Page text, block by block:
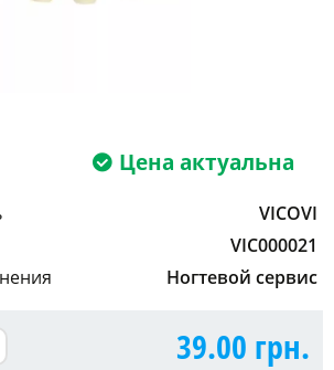
Цена актуальна
VICOVI
VIC000021
Ногтевой сервис
39.00 грн.